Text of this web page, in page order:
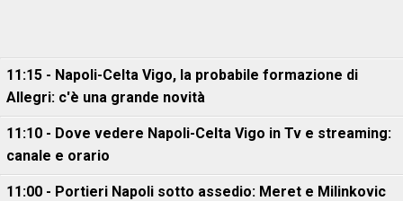
11:15 - Napoli-Celta Vigo, la probabile formazione di
Allegri: c'è una grande novità
11:10 - Dove vedere Napoli-Celta Vigo in Tv e streaming:
canale e orario
11:00 - Portieri Napoli sotto assedio: Meret e Milinkovic